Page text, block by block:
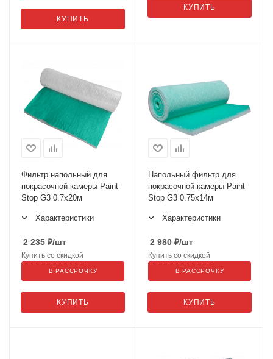
КУПИТЬ
КУПИТЬ
Фильтр напольный для
покрасочной камеры Paint
Stop G3 0.7x20м
Характеристики
2 235 ₽/шт
КУПИТЬ
Купить со скидкой
В РАССРОЧКУ
Напольный фильтр для
покрасочной камеры Paint
Stop G3 0.75x14м
Характеристики
2 980 ₽/шт
КУПИТЬ
Купить со скидкой
В РАССРОЧКУ